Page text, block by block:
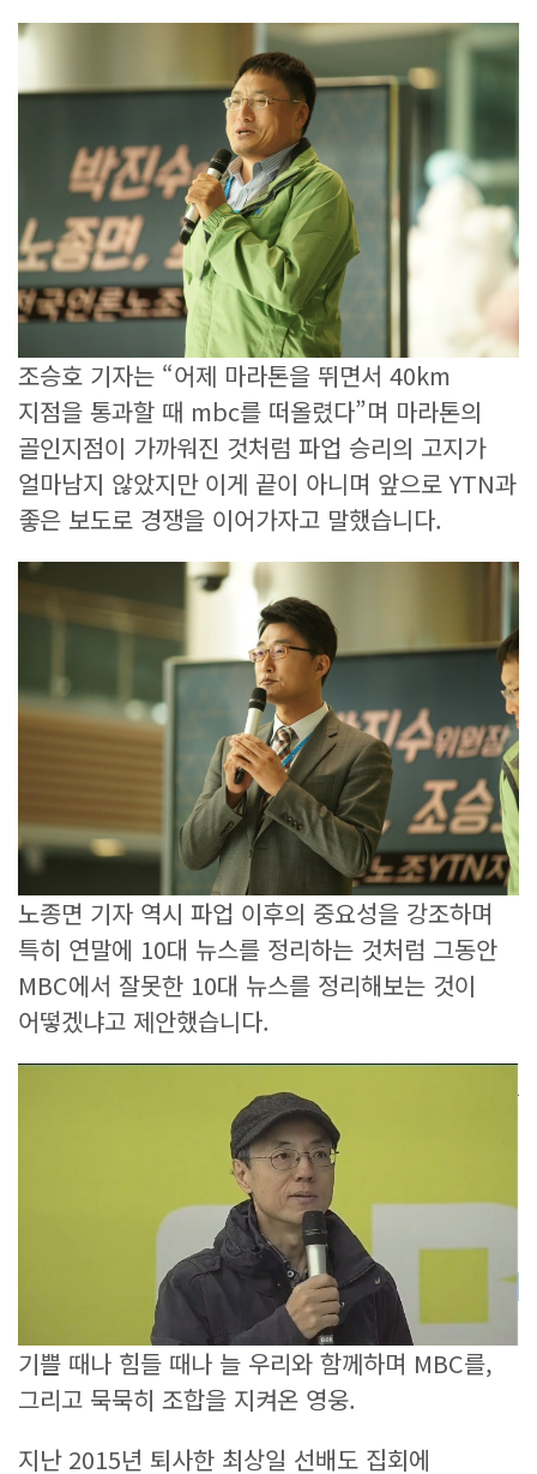
조승호 기자는 “어제 마라톤을 뛰면서 40km
지점을 통과할 때 mbc를 떠올렸다”며 마라톤의
골인지점이 가까워진 것처럼 파업 승리의 고지가
얼마남지 않았지만 이게 끝이 아니며 앞으로 YTN과
좋은 보도로 경쟁을 이어가자고 말했습니다.
노종면 기자 역시 파업 이후의 중요성을 강조하며
특히 연말에 10대 뉴스를 정리하는 것처럼 그동안
MBC에서 잘못한 10대 뉴스를 정리해보는 것이
어떻겠냐고 제안했습니다.
기쁠 때나 힘들 때나 늘 우리와 함께하며 MBC를,
그리고 묵묵히 조합을 지켜온 영웅.
지난 2015년 퇴사한 최상일 선배도 집회에